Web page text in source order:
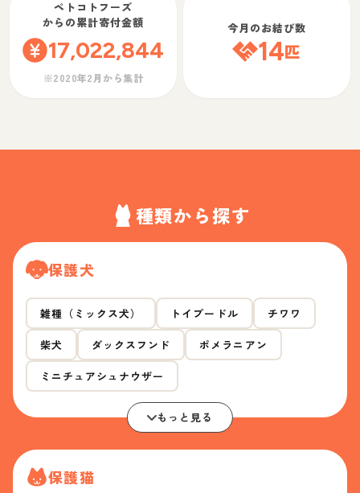
ペトコトフーズ
からの累計寄付金額
17,022,844
※2020年2月から集計
今月のお結び数
14匹
種類から探す
保護犬
雑種（ミックス犬） トイプードル チワワ
柴犬 ダックスフンド ポメラニアン
ミニチュアシュナウザー
もっと見る
保護猫